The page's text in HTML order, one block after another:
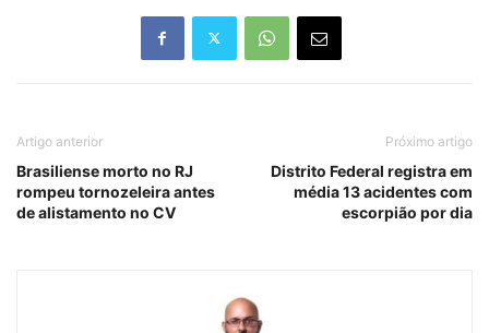
Artigo anterior
Brasiliense morto no RJ
rompeu tornozeleira antes
de alistamento no CV
Próximo artigo
Distrito Federal registra em
média 13 acidentes com
escorpião por dia